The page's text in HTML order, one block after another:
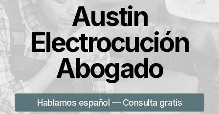
Austin
Electrocución
Abogado
Hablamos español — Consulta gratis